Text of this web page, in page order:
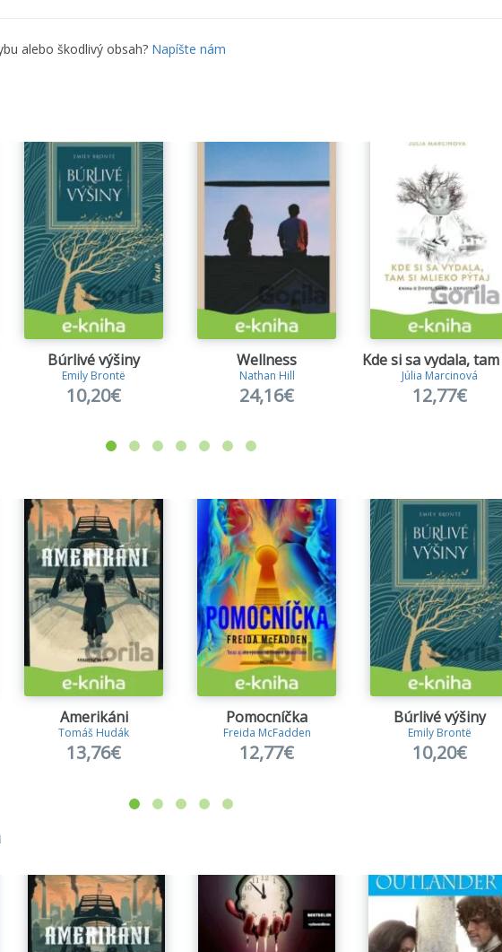
alebo škodlivý obsah? Napíšte nám
Búrlivé výšiny
Emily Brontë
10,20€
Wellness
Nathan Hill
24,16€
Júlia Marcinová
12,77€
Amerikáni
Tomáš Hudák
13,76€
Pomocníčka
Freida McFadden
12,77€
Búrlivé výšiny
Emily Brontë
10,20€